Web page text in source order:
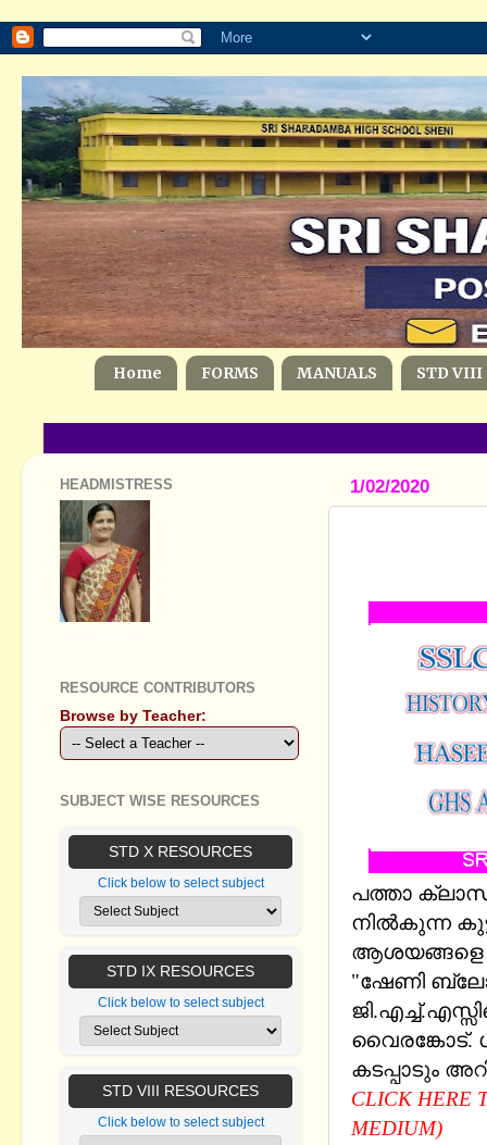
Home FORMS MANUALS STD VIII
1/02/2020
പത്താ
നില്‍കുന്ന
ആശയങ്ങളെ
"ഷേണി
വൈരങ്കോട്.
കടപ്പാടും
CLICK HERE
MEDIUM)
HEADMISTRESS
RESOURCE CONTRIBUTORS
Browse by Teacher:
SUBJECT WISE RESOURCES
STD X RESOURCES
Click below to select subject
STD IX RESOURCES
Click below to select subject
STD VIII RESOURCES
Click below to select subject